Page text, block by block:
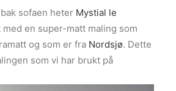
sofaen heter Mystial le
med en super-matt maling som
og som er fra Nordsjø. Dette
som vi har brukt på